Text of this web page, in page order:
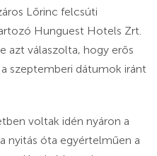
Lőrinc felcsúti
Hunguest Hotels Zrt.
azt válaszolta, hogy erős
szeptemberi dátumok iránt
voltak idén nyáron a
nyitás óta egyértelműen a